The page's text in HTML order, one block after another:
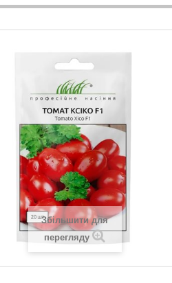
Збільшити для
перегляду